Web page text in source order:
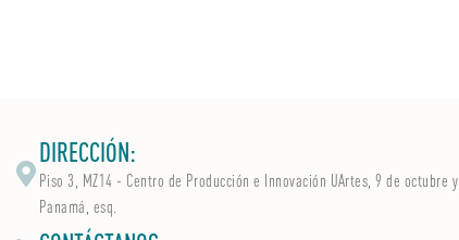
DIRECCIÓN:
Piso 3, MZ14 - Centro de Producción e Innovación UArtes, 9 de octubre y
Panamá, esq.